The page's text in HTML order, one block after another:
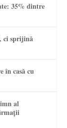
35% dintre
ci sprijină
în casă cu
al